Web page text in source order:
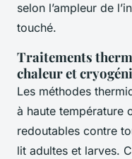
selon l’ampleur de
touché.
Traitements
chaleur et
Les méthodes
à haute température
redoutables contre
lit adultes et larves.